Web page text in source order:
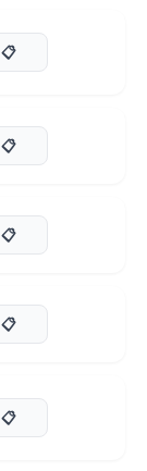
📋
📋
📋
📋
📋